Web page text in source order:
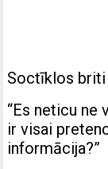
Soctīklos briti
“Es neticu ne
ir visai
informācija?”